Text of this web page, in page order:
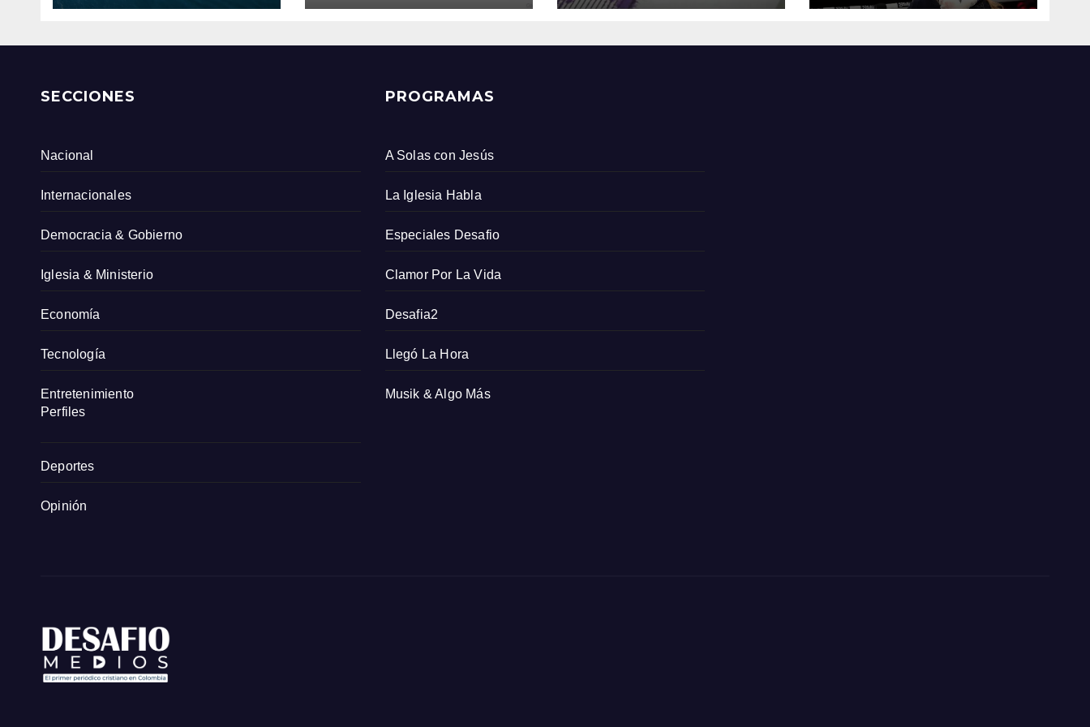
Colombiano
SECCIONES
Nacional
Internacionales
Democracia & Gobierno
Iglesia & Ministerio
Economía
Tecnología
Entretenimiento
Perfiles
Deportes
Opinión
PROGRAMAS
A Solas con Jesús
La Iglesia Habla
Especiales Desafio
Clamor Por La Vida
Desafia2
Llegó La Hora
Musik & Algo Más